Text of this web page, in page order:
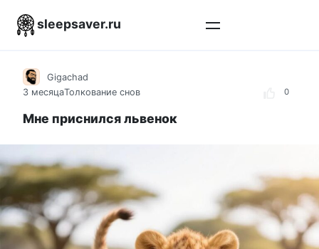
sleepsaver.ru
0
Gigachad
3 месяцаТолкование снов
Мне приснился львенок